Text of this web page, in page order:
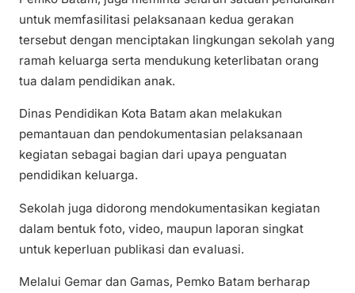
untuk memfasilitasi pelaksanaan kedua gerakan
tersebut dengan menciptakan lingkungan sekolah yang
ramah keluarga serta mendukung keterlibatan orang
tua dalam pendidikan anak.
Dinas Pendidikan Kota Batam akan melakukan
pemantauan dan pendokumentasian pelaksanaan
kegiatan sebagai bagian dari upaya penguatan
pendidikan keluarga.
Sekolah juga didorong mendokumentasikan kegiatan
dalam bentuk foto, video, maupun laporan singkat
untuk keperluan publikasi dan evaluasi.
Melalui Gemar dan Gamas, Pemko Batam berharap